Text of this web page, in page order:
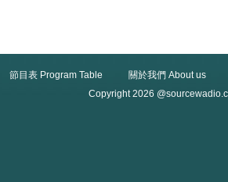
節目表 Program Table
關於我們 About us
Copyright 2026